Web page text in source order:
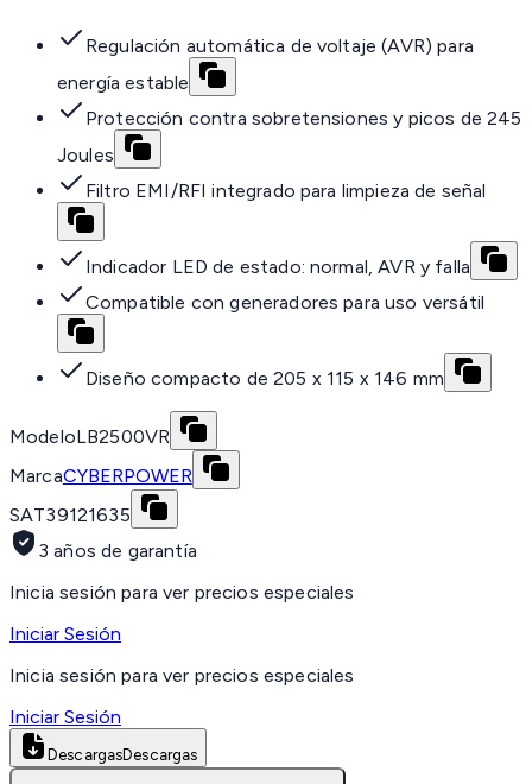
Regulación automática de voltaje (AVR) para
energía estable
Protección contra sobretensiones y picos de 245
Joules
Filtro EMI/RFI integrado para limpieza de señal
Indicador LED de estado: normal, AVR y falla
Compatible con generadores para uso versátil
Diseño compacto de 205 x 115 x 146 mm
ModeloLB2500VR
MarcaCYBERPOWER
SAT39121635
3 años de garantía
Inicia sesión para ver precios especiales
Iniciar Sesión
Inicia sesión para ver precios especiales
Iniciar Sesión
DescargasDescargas